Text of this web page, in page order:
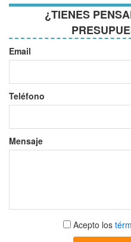
¿TIENES
Email
Teléfono
Mensaje
Aceptar
términos
Acepto los